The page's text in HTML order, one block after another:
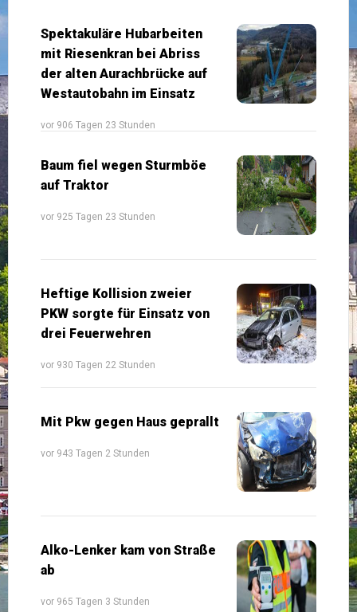
Spektakuläre Hubarbeiten
mit Riesenkran bei Abriss
der alten Aurachbrücke auf
Westautobahn im Einsatz
vor 906 Tagen 23 Stunden
Baum fiel wegen Sturmböe
auf Traktor
vor 925 Tagen 23 Stunden
Heftige Kollision zweier
PKW sorgte für Einsatz von
drei Feuerwehren
vor 930 Tagen 22 Stunden
Mit Pkw gegen Haus geprallt
vor 943 Tagen 2 Stunden
Alko-Lenker kam von Straße
ab
vor 965 Tagen 3 Stunden